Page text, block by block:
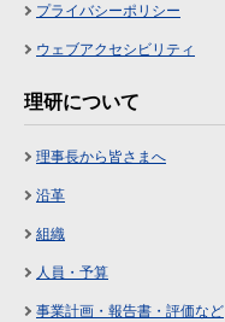
プライバシーポリシー
ウェブアクセシビリティ
理研について
理事長から皆さまへ
沿革
組織
人員・予算
事業計画・報告書・評価など